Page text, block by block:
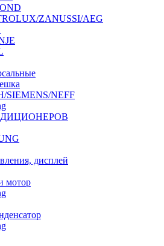
ZANUSSI/AEG
SIEMENS/NEFF
дисплей
мотор